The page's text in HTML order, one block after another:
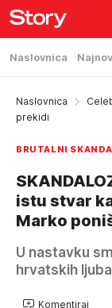
Naslovnica
Naslovnica
prekidi
BRUTALNI
istu stvar
Marko
U nastavku
hrvatskih
Komentiraj